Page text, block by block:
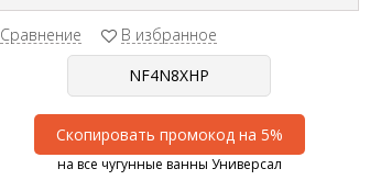
Сравнение В избранное
Скопировать промокод на 5%
на все чугунные ванны Универсал